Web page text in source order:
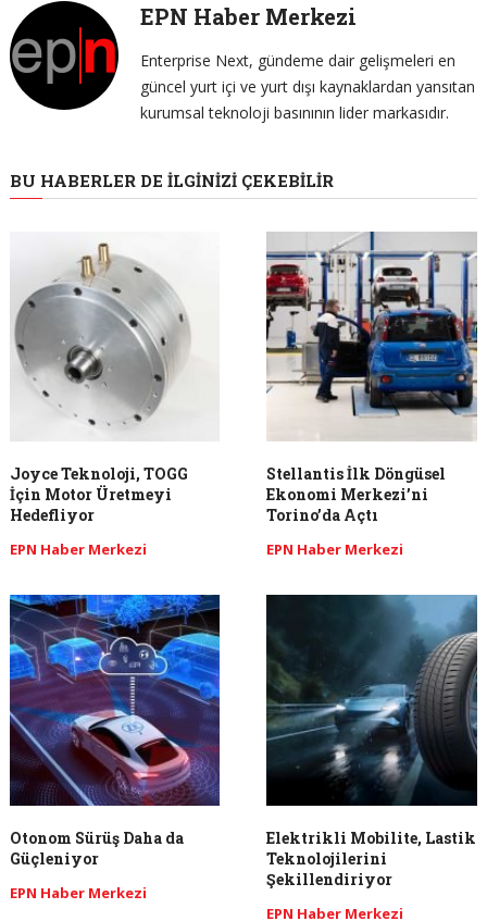
EPN Haber Merkezi
Enterprise Next, gündeme dair gelişmeleri en
güncel yurt içi ve yurt dışı kaynaklardan yansıtan
kurumsal teknoloji basınının lider markasıdır.
BU HABERLER DE İLGINIZI ÇEKEBILIR
Joyce Teknoloji, TOGG
İçin Motor Üretmeyi
Hedefliyor
EPN Haber Merkezi
Stellantis İlk Döngüsel
Ekonomi Merkezi’ni
Torino’da Açtı
EPN Haber Merkezi
Otonom Sürüş Daha da
Güçleniyor
EPN Haber Merkezi
Elektrikli Mobilite, Lastik
Teknolojilerini
Şekillendiriyor
EPN Haber Merkezi